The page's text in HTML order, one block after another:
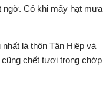
ngờ. Có khi mấy hạt mưa
là thôn Tân Hiệp và
chết tươi trong chớp